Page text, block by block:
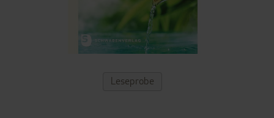
ZUM
ANFANG
Leseprobe